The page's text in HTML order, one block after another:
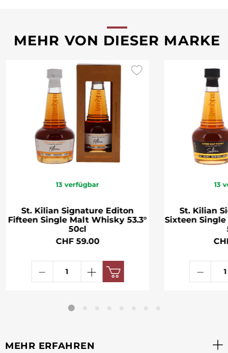
MEHR VON DIESER MARKE
13 verfügbar
St. Kilian Signature Editon
Fifteen Single Malt Whisky 53.3°
50cl
CHF 59.00
13
St. Kilian
Sixteen
MEHR ERFAHREN